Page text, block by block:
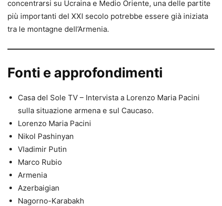
concentrarsi su Ucraina e Medio Oriente, una delle partite
più importanti del XXI secolo potrebbe essere già iniziata
tra le montagne dell’Armenia.
Fonti e approfondimenti
Casa del Sole TV – Intervista a Lorenzo Maria Pacini
sulla situazione armena e sul Caucaso.
Lorenzo Maria Pacini
Nikol Pashinyan
Vladimir Putin
Marco Rubio
Armenia
Azerbaigian
Nagorno-Karabakh